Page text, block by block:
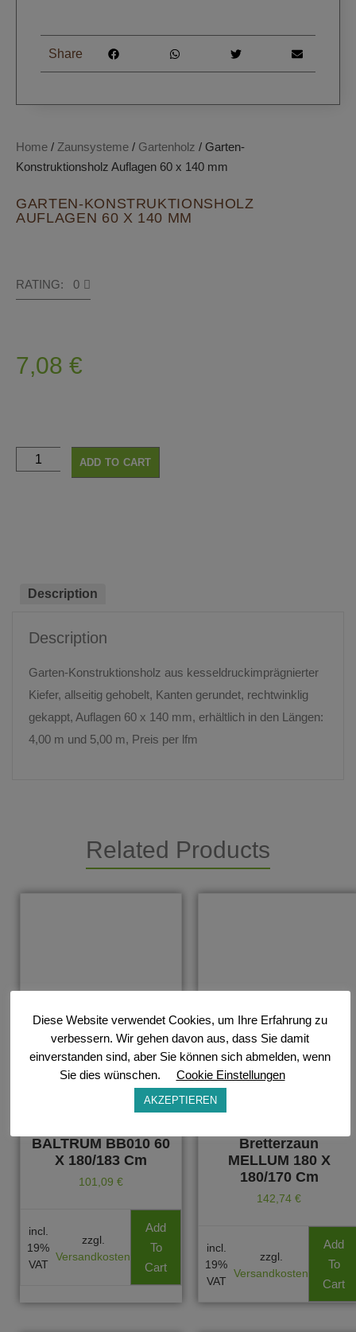
Home / Zaunsysteme / Gartenholz / Garten-
Konstruktionsholz Auflagen 60 x 140 mm
GARTEN-KONSTRUKTIONSHOLZ
AUFLAGEN 60 X 140 MM
RATING: 0
7,08 €
ADD TO CART
Share
Description
Description
Garten-Konstruktionsholz aus kesseldruckimprägnierter
Kiefer, allseitig gehobelt, Kanten gerundet, rechtwinklig
gekappt, Auflagen 60 x 140 mm, erhältlich in den Längen:
4,00 m und 5,00 m, Preis per lfm
Related Products
BALTRUM BB010 60
X 180/183 Cm
101,09 €
incl.
19%
VAT
zzgl.
Versandkosten
Add
To
Cart
Bretterzaun
MELLUM 180 X
180/170 Cm
142,74 €
incl.
19%
VAT
zzgl.
Versandkosten
Add
To
Cart
Diese Website verwendet Cookies, um Ihre Erfahrung zu
verbessern. Wir gehen davon aus, dass Sie damit
einverstanden sind, aber Sie können sich abmelden, wenn
Sie dies wünschen.
Cookie Einstellungen
AKZEPTIEREN